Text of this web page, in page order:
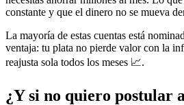
constante y que el dinero no se mueva
La mayoría de estas cuentas está
ventaja: tu plata no pierde valor con la
reajusta sola todos los meses 📈.
¿Y si no quiero postular